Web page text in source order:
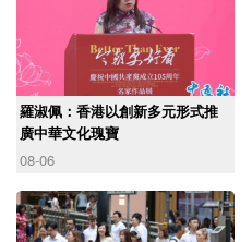
羅淑佩：香港以創新多元形式推
廣中華文化瑰寶
08-06